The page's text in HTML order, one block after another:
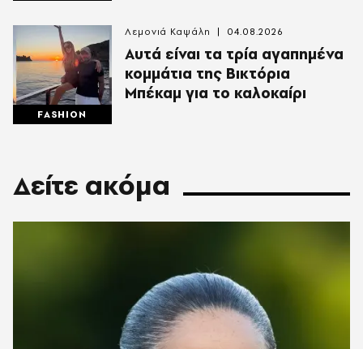
FASHION
Αυτά είναι τα τρία αγαπημένα
κομμάτια της Βικτόρια
Μπέκαμ για το καλοκαίρι
Λεμονιά Καψάλη 04.08.2026
Δείτε ακόμα